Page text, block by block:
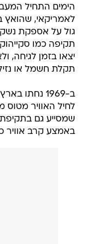
הימים התחיל
לאמריקאי, שהואץ
גול על אספקת נשק
תקיפה כמו
יצאו בזמן לגיחה,
תקלת חשמל או
ב-1969
לחיל האוויר
שמסייע גם
באמצע קרב אוויר